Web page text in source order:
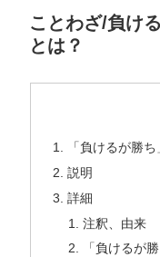
ことわざ/負け
とは？
「負けるが勝
説明
詳細
注釈、由来
「負けるが